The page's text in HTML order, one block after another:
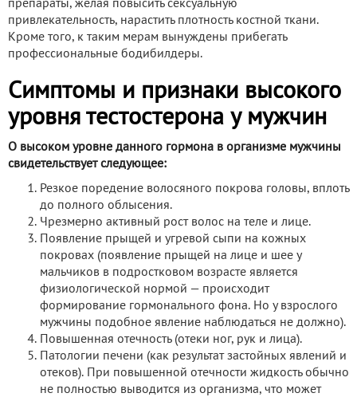
препараты, желая повысить сексуальную
привлекательность, нарастить плотность костной ткани.
Кроме того, к таким мерам вынуждены прибегать
профессиональные бодибилдеры.
Симптомы и признаки высокого
уровня тестостерона у мужчин
О высоком уровне данного гормона в организме мужчины
свидетельствует следующее:
Резкое поредение волосяного покрова головы, вплоть
до полного облысения.
Чрезмерно активный рост волос на теле и лице.
Появление прыщей и угревой сыпи на кожных
покровах (появление прыщей на лице и шее у
мальчиков в подростковом возрасте является
физиологической нормой — происходит
формирование гормонального фона. Но у взрослого
мужчины подобное явление наблюдаться не должно).
Повышенная отечность (отеки ног, рук и лица).
Патологии печени (как результат застойных явлений и
отеков). При повышенной отечности жидкость обычно
не полностью выводится из организма, что может